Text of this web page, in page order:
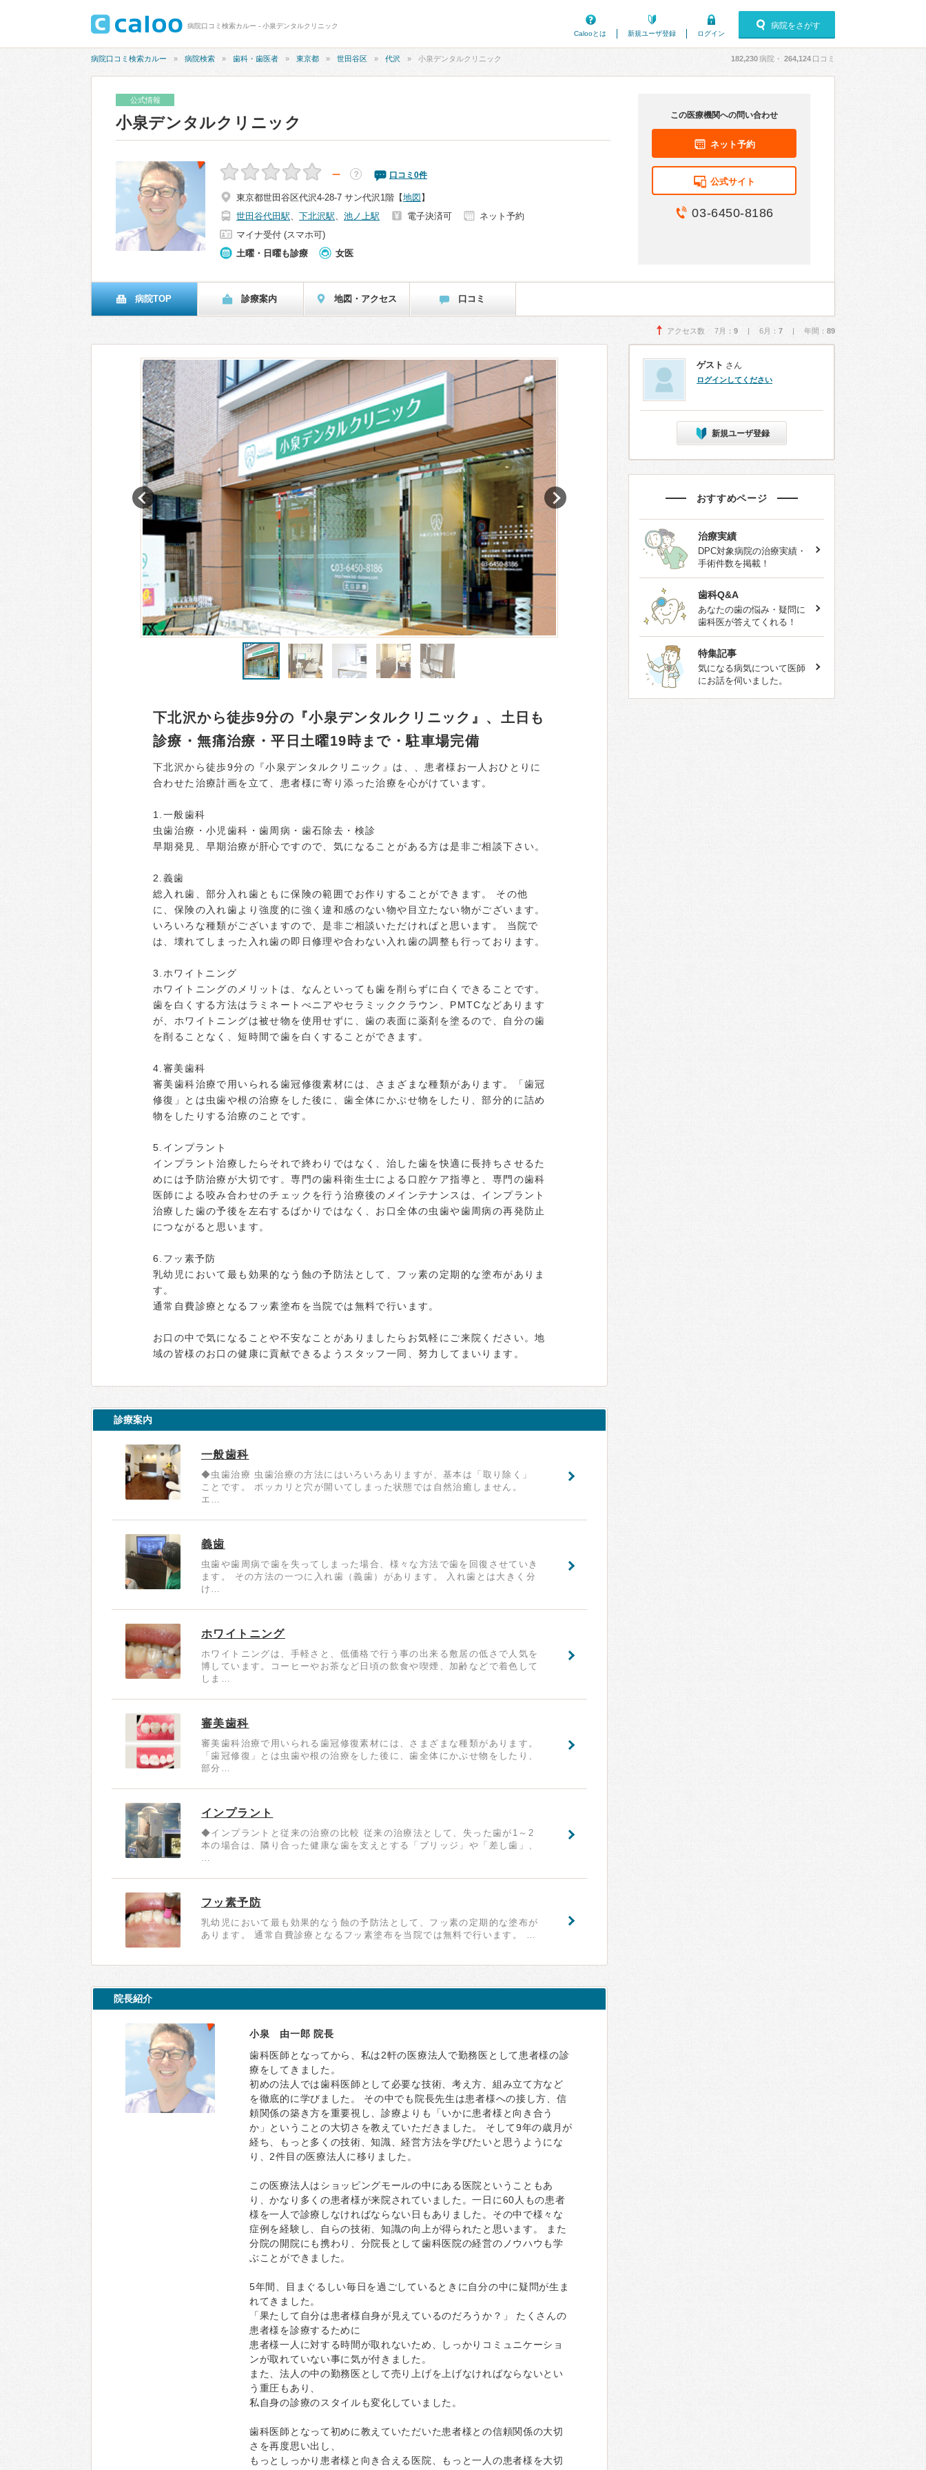
病院口コミ検索カルー - 小泉デンタルクリニック
Calooとは
新規ユーザ登録 ログイン
病院をさがす
病院口コミ検索カルー 病院検索 歯科・歯医者 東京都 世田谷区 代沢 小泉デンタルクリニック 182,230病院・ 264,124 口コミ
公式情報
小泉デンタルクリニック
－ ？ 口コミ 0件
東京都世田谷区代沢4-28-7 サン代沢1階 【地図 】
世田谷代田駅、 下北沢駅、 池ノ上駅 電子決済可
ネット予約
マイナ受付 (スマホ可)
土曜・日曜も診療
女医
この医療機関への問い合わせ
ネット予約
公式サイト
03-6450-8186
病院TOP 診療案内 地図・アクセス 口コミ
アクセス数 7月： 9 | 6月： 7 | 年間： 89
下北沢から徒歩9分の『小泉デンタルクリニック』、土日も
診療・無痛治療・平日土曜19時まで・駐車場完備
下北沢から徒歩9分の『小泉デンタルクリニック』は、、患者様お一人おひとりに
合わせた治療計画を立て、患者様に寄り添った治療を心がけています。
1.一般歯科
虫歯治療・小児歯科・歯周病・歯石除去・検診
早期発見、早期治療が肝心ですので、気になることがある方は是非ご相談下さい。
2.義歯
総入れ歯、部分入れ歯ともに保険の範囲でお作りすることができます。 その他
に、保険の入れ歯より強度的に強く違和感のない物や目立たない物がございます。
いろいろな種類がございますので、是非ご相談いただければと思います。 当院で
は、壊れてしまった入れ歯の即日修理や合わない入れ歯の調整も行っております。
3.ホワイトニング
ホワイトニングのメリットは、なんといっても歯を削らずに白くできることです。
歯を白くする方法はラミネートべニアやセラミッククラウン、PMTCなどあります
が、ホワイトニングは被せ物を使用せずに、歯の表面に薬剤を塗るので、自分の歯
を削ることなく、短時間で歯を白くすることができます。
4.審美歯科
審美歯科治療で用いられる歯冠修復素材には、さまざまな種類があります。「歯冠
修復」とは虫歯や根の治療をした後に、歯全体にかぶせ物をしたり、部分的に詰め
物をしたりする治療のことです。
5.インプラント
インプラント治療したらそれで終わりではなく、治した歯を快適に長持ちさせるた
めには予防治療が大切です。専門の歯科衛生士による口腔ケア指導と、専門の歯科
医師による咬み合わせのチェックを行う治療後のメインテナンスは、インプラント
治療した歯の予後を左右するばかりではなく、お口全体の虫歯や歯周病の再発防止
につながると思います。
6.フッ素予防
乳幼児において最も効果的なう蝕の予防法として、フッ素の定期的な塗布がありま
す。
通常自費診療となるフッ素塗布を当院では無料で行います。
お口の中で気になることや不安なことがありましたらお気軽にご来院ください。地
域の皆様のお口の健康に貢献できるようスタッフ一同、努力してまいります。
診療案内
一般歯科
◆虫歯治療 虫歯治療の方法にはいろいろありますが、基本は「取り除く」
ことです。 ポッカリと穴が開いてしまった状態では自然治癒しません。
エ…
義歯
虫歯や歯周病で歯を失ってしまった場合、様々な方法で歯を回復させていき
ます。 その方法の一つに入れ歯（義歯）があります。 入れ歯とは大きく分
け…
ホワイトニング
ホワイトニングは、手軽さと、低価格で行う事の出来る敷居の低さで人気を
博しています。コーヒーやお茶など日頃の飲食や喫煙、加齢などで着色して
しま…
審美歯科
審美歯科治療で用いられる歯冠修復素材には、さまざまな種類があります。
「歯冠修復」とは虫歯や根の治療をした後に、歯全体にかぶせ物をしたり、
部分…
インプラント
◆インプラントと従来の治療の比較 従来の治療法として、失った歯が1～2
本の場合は、隣り合った健康な歯を支えとする「ブリッジ」や「差し歯」、
…
フッ素予防
乳幼児において最も効果的なう蝕の予防法として、フッ素の定期的な塗布が
あります。 通常自費診療となるフッ素塗布を当院では無料で行います。 …
院長紹介
小泉 由一郎 院長
歯科医師となってから、私は2軒の医療法人で勤務医として患者様の診
療をしてきました。
初めの法人では歯科医師として必要な技術、考え方、組み立て方など
を徹底的に学びました。 その中でも院長先生は患者様への接し方、信
頼関係の築き方を重要視し、診療よりも「いかに患者様と向き合う
か」ということの大切さを教えていただきました。 そして9年の歳月が
経ち、もっと多くの技術、知識、経営方法を学びたいと思うようにな
り、2件目の医療法人に移りました。
この医療法人はショッピングモールの中にある医院ということもあ
り、かなり多くの患者様が来院されていました。一日に60人もの患者
様を一人で診療しなければならない日もありました。その中で様々な
症例を経験し、自らの技術、知識の向上が得られたと思います。 また
分院の開院にも携わり、分院長として歯科医院の経営のノウハウも学
ぶことができました。
5年間、目まぐるしい毎日を過ごしているときに自分の中に疑問が生ま
れてきました。
「果たして自分は患者様自身が見えているのだろうか？」 たくさんの
患者様を診療するために
患者様一人に対する時間が取れないため、しっかりコミュニケーショ
ンが取れていない事に気が付きました。
また、法人の中の勤務医として売り上げを上げなければならないとい
う重圧もあり、
私自身の診療のスタイルも変化していました。
歯科医師となって初めに教えていただいた患者様との信頼関係の大切
さを再度思い出し、
もっとしっかり患者様と向き合える医院、もっと一人の患者様を大切
ゲスト さん
ログインしてください
新規ユーザ登録
おすすめページ
治療実績
DPC対象病院の治療実績・
手術件数を掲載！
歯科Q&A
あなたの歯の悩み・疑問に
歯科医が答えてくれる！
特集記事
気になる病気について医師
にお話を伺いました。